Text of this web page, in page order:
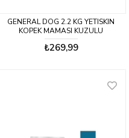
GENERAL DOG 2.2 KG YETISKIN
KOPEK MAMASI KUZULU
₺269,99